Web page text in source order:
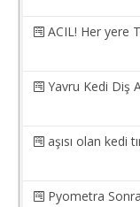
ACIL! Her yere
Yavru Kedi Diş
aşısı olan kedi
Pyometra